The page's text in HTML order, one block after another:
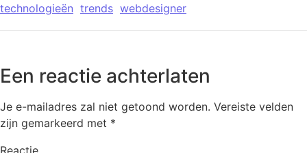
technologieën trends webdesigner
Een reactie achterlaten
Je e-mailadres zal niet getoond worden. Vereiste velden
zijn gemarkeerd met *
Reactie